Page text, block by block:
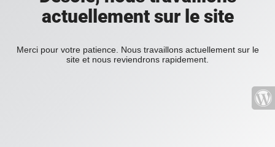
actuellement sur le site
Merci pour votre patience. Nous travaillons actuellement sur le
site et nous reviendrons rapidement.